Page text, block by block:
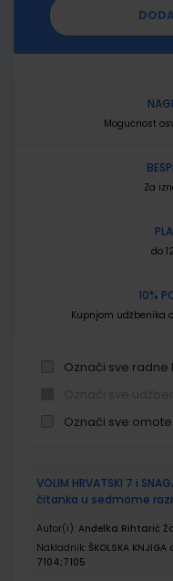
Mogućnost
Za
do
10%
Kupnjom udžbenika
Označi sve radne
Označi sve omote
proizvodi
VOLIM HRVATSKI 7 i
čitanka u sedmome
Autor(i): Anđelka Rihtarić
Nakladnik: ŠKOLSKA KNJIGA
7104;7105